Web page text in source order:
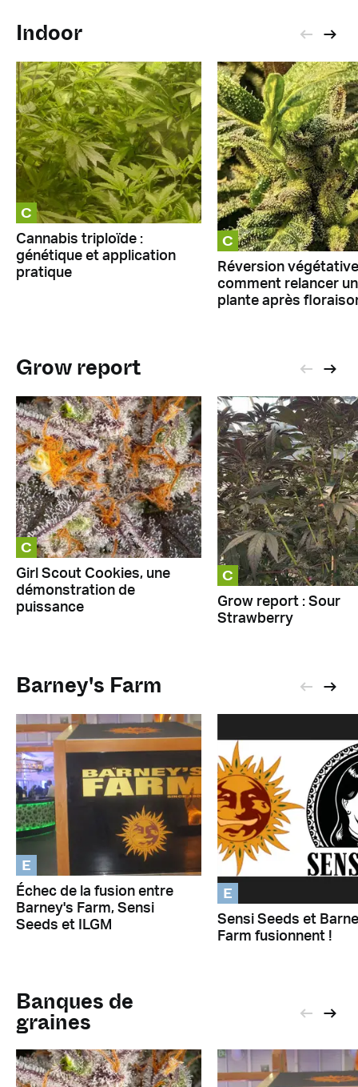
Indoor
C
Cannabis triploïde :
génétique et application
pratique
C
Réversion
comment relancer
plante après
Grow report
C
Girl Scout Cookies, une
démonstration de
puissance
C
Grow report : Sour
Strawberry
Barney's Farm
E
Échec de la fusion entre
Barney's Farm, Sensi
Seeds et ILGM
E
Sensi Seeds et
Farm fusionnent !
Banques de
graines